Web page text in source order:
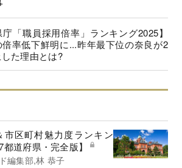
庁「職員採用倍率」ランキング2025】
率低下鮮明に...昨年最下位の奈良が2
た理由とは?
市区町村魅力度ランキン
道府県・完全版】
編集部,林 恭子